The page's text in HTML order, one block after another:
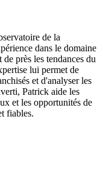
de la
dans le domaine
près les tendances du
lui permet de
et d'analyser les
Patrick aide les
et les opportunités de
fiables.